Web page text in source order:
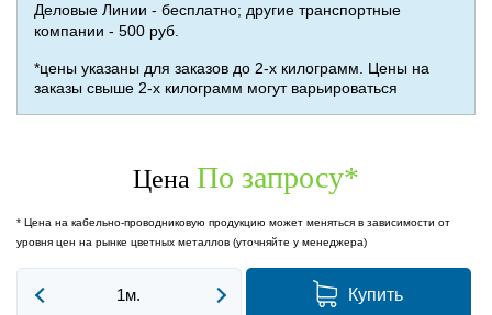
Деловые Линии - бесплатно; другие транспортные
компании - 500 руб.
*цены указаны для заказов до 2-х килограмм. Цены на
заказы свыше 2-х килограмм могут варьироваться
Цена По запросу*
* Цена на кабельно-проводниковую продукцию может меняться в зависимости от
уровня цен на рынке цветных металлов (уточняйте у менеджера)
Купить